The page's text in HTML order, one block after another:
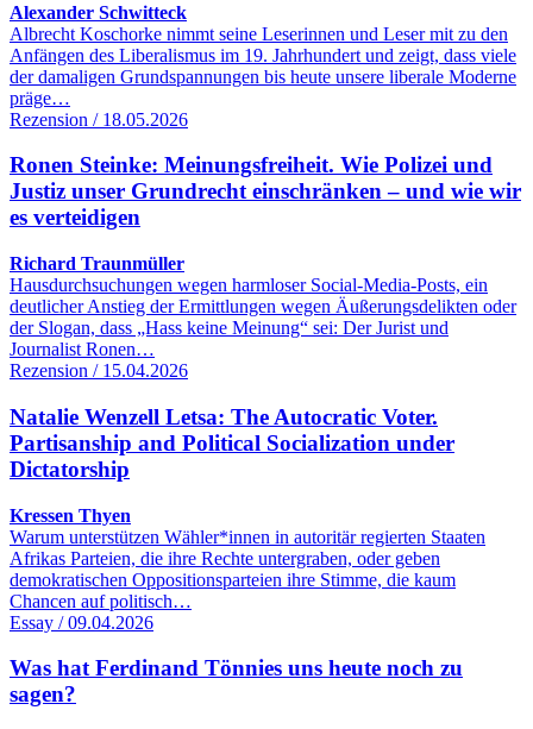
Alexander Schwitteck
Albrecht Koschorke nimmt seine Leserinnen und Leser mit zu den
Anfängen des Liberalismus im 19. Jahrhundert und zeigt, dass viele
der damaligen Grundspannungen bis heute unsere liberale Moderne
präge…
Rezension / 18.05.2026
Ronen Steinke: Meinungsfreiheit. Wie Polizei und
Justiz unser Grundrecht einschränken – und wie wir
es verteidigen
Richard Traunmüller
Hausdurchsuchungen wegen harmloser Social-Media-Posts, ein
deutlicher Anstieg der Ermittlungen wegen Äußerungsdelikten oder
der Slogan, dass „Hass keine Meinung“ sei: Der Jurist und
Journalist Ronen…
Rezension / 15.04.2026
Natalie Wenzell Letsa: The Autocratic Voter.
Partisanship and Political Socialization under
Dictatorship
Kressen Thyen
Warum unterstützen Wähler*innen in autoritär regierten Staaten
Afrikas Parteien, die ihre Rechte untergraben, oder geben
demokratischen Oppositionsparteien ihre Stimme, die kaum
Chancen auf politisch…
Essay / 09.04.2026
Was hat Ferdinand Tönnies uns heute noch zu
sagen?